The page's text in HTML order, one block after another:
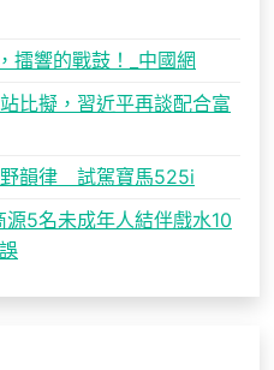
擂響的戰鼓！_中國網
比擬，習近平再談配合富
野韻律 試駕寶馬525i
5名未成年人結伴戲水10